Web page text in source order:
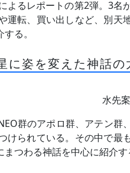
よるレポートの第2弾。3名
運転、買い出しなど、別天
る。
姿を変えた神話の
水先
群のアポロ群、アテン群
けられている。その中で最
つわる神話を中心に紹介す